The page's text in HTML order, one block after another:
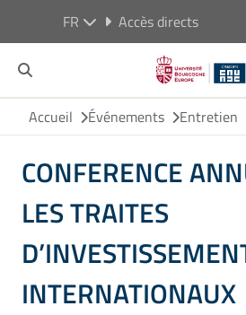
FR Accès directs
Accueil Événements Entretien
CONFERENCE
LES TRAITES
INTERNATIONAUX